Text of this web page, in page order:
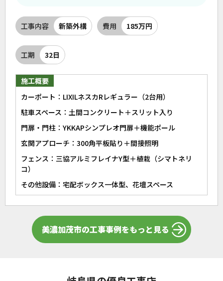
工事内容 新築外構 費用 185万円
工期 32日
施工概要
カーポート：LIXILネスカRレギュラー（2台用）
駐車スペース：土間コンクリート＋スリット入り
門扉・門柱：YKKAPシンプレオ門扉＋機能ポール
玄関アプローチ：300角平板貼り＋間接照明
フェンス：三協アルミフレイナY型＋植栽（シマトネリ
コ）
その他設備：宅配ボックス一体型、花壇スペース
美濃加茂市の工事事例をもっと見る